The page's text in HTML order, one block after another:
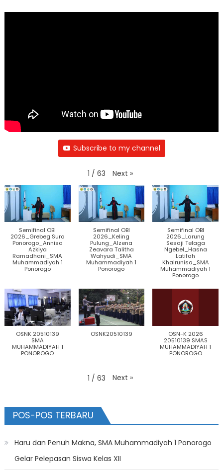
Subscribe to my channel
1 / 63 Next »
Semifinal OBI
2026_Grebeg Suro
Ponorogo_Annisa
Azkiya
Ramadhani_SMA
Muhammadiyah 1
Ponorogo
Semifinal OBI
2026_Keling
Pulung_Alzena
Zeavara Talitha
Wahyudi_SMA
Muhammadiyah 1
Ponorogo
Semifinal OBI
2026_Larung
Sesaji Telaga
Ngebel_Hasna
Latifah
Khairunisa_SMA
Muhammadiyah 1
Ponorogo
OSNK 20510139
SMA
MUHAMMADIYAH 1
PONOROGO
OSNK20510139
OSN-K 2026
20510139 SMAS
MUHAMMADIYAH 1
PONOROGO
1 / 63 Next »
POS-POS TERBARU
Haru dan Penuh Makna, SMA Muhammadiyah 1 Ponorogo
Gelar Pelepasan Siswa Kelas XII